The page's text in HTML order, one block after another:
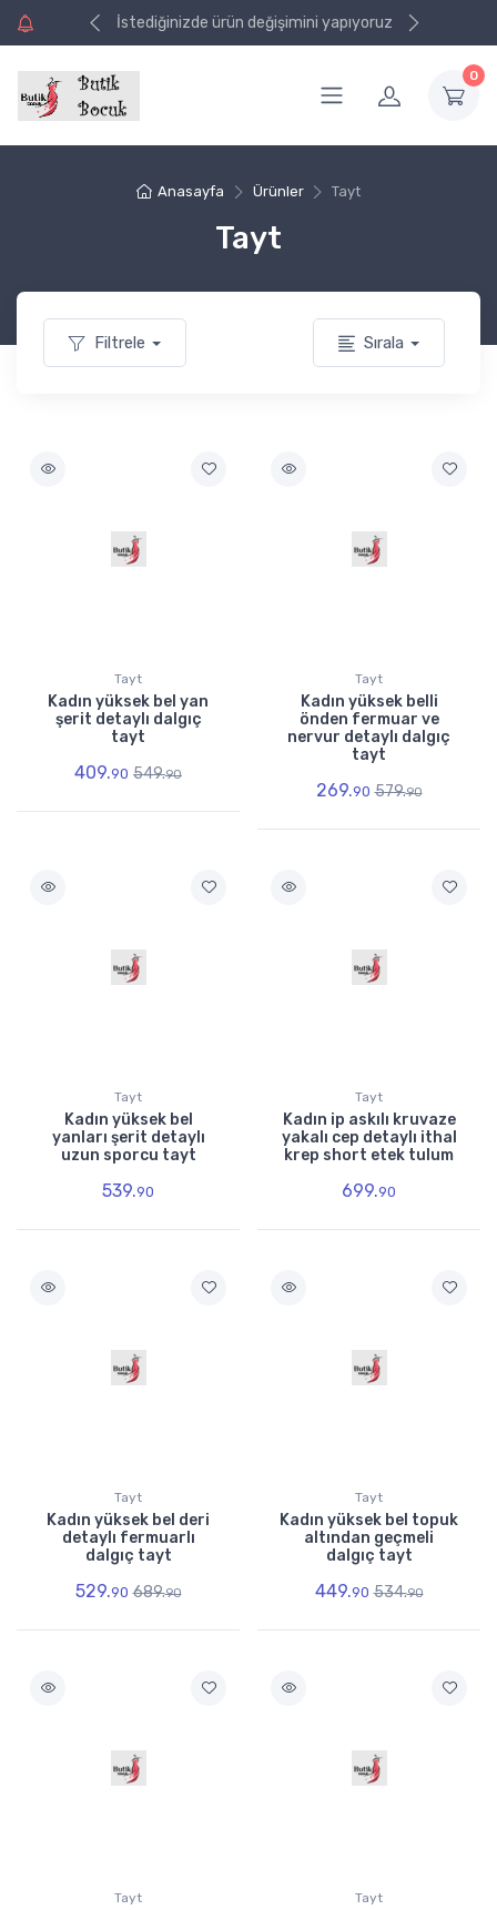
kargo İstediğinizde ürün değişimini yapıyoruz
kargo
0
Anasayfa Ürünler Tayt
Tayt
Filtrele Sırala
Tayt
Kadın yüksek bel yan
şerit detaylı dalgıç
tayt
409.90 549.90
Tayt
Kadın yüksek belli
önden fermuar ve
nervur detaylı dalgıç
tayt
269.90 579.90
Tayt
Kadın yüksek bel
yanları şerit detaylı
uzun sporcu tayt
539.90
Tayt
Kadın ip askılı kruvaze
yakalı cep detaylı ithal
krep short etek tulum
699.90
Tayt
Kadın yüksek bel deri
detaylı fermuarlı
dalgıç tayt
529.90 689.90
Tayt
Kadın yüksek bel topuk
altından geçmeli
dalgıç tayt
449.90 534.90
Tayt Tayt